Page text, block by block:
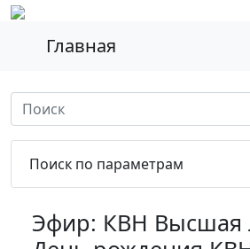
Главная
Поиск по параметрам
Эфир: КВН Высшая